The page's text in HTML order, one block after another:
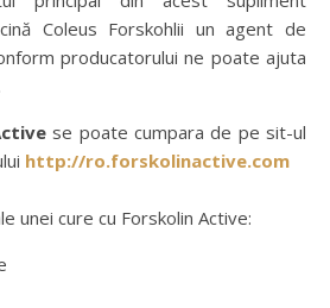
Coleus Forskohlii un agent de
producatorului ne poate ajuta
se poate cumpara de pe sit-ul
http://ro.forskolinactive.com
unei cure cu Forskolin Active: